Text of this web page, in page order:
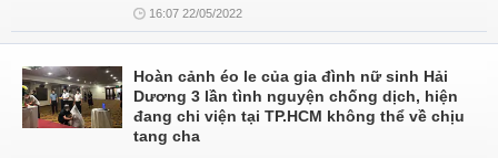
16:07 22/05/2022
Hoàn cảnh éo le của gia đình nữ sinh Hải
Dương 3 lần tình nguyện chống dịch, hiện
đang chi viện tại TP.HCM không thể về chịu
tang cha